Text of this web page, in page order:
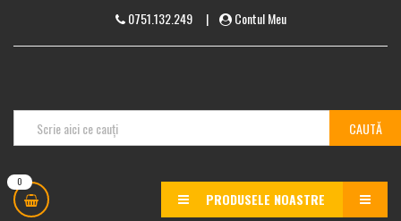
0751.132.249| Contul Meu
0
PRODUSELE NOASTRE MENU